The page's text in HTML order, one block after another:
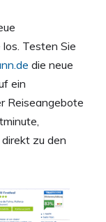
Testen Sie
die neue
ein
Reiseangebote
zu den